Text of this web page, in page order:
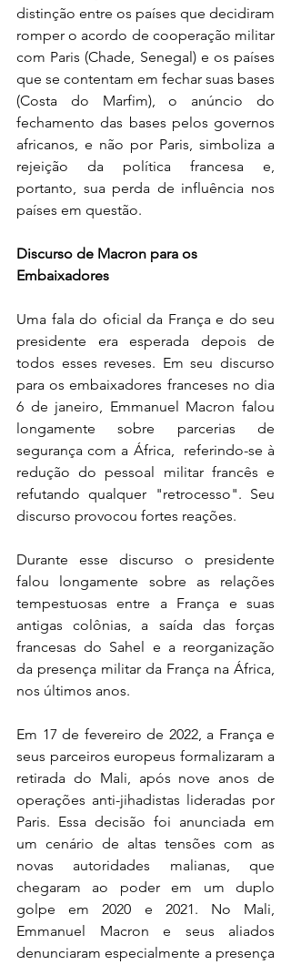
distinção entre os países que decidiram
romper o acordo de cooperação militar
com Paris (Chade, Senegal) e os países
que se contentam em fechar suas bases
(Costa do Marfim), o anúncio do
fechamento das bases pelos governos
africanos, e não por Paris, simboliza a
rejeição da política francesa e,
portanto, sua perda de influência nos
países em questão.
Discurso de Macron para os
Embaixadores
Uma fala do oficial da França e do seu
presidente era esperada depois de
todos esses reveses. Em seu discurso
para os embaixadores franceses no dia
6 de janeiro, Emmanuel Macron falou
longamente sobre parcerias de
segurança com a África,  referindo-se à
redução do pessoal militar francês e
refutando qualquer "retrocesso". Seu
discurso provocou fortes reações.
Durante esse discurso o presidente
falou longamente sobre as relações
tempestuosas entre a França e suas
antigas colônias, a saída das forças
francesas do Sahel e a reorganização
da presença militar da França na África,
nos últimos anos.
Em 17 de fevereiro de 2022, a França e
seus parceiros europeus formalizaram a
retirada do Mali, após nove anos de
operações anti-jihadistas lideradas por
Paris. Essa decisão foi anunciada em
um cenário de altas tensões com as
novas autoridades malianas, que
chegaram ao poder em um duplo
golpe em 2020 e 2021. No Mali,
Emmanuel Macron e seus aliados
denunciaram especialmente a presença